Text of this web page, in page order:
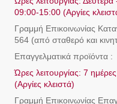
09:00-15:00 (Αργίες
Γραμμή Eπικοινωνίας
564 (από σταθερό και
Επαγγελματικά προϊόντα :
Ώρες λειτουργίας: 7
(Αργίες κλειστά)
Γραμμή Eπικοινωνίας